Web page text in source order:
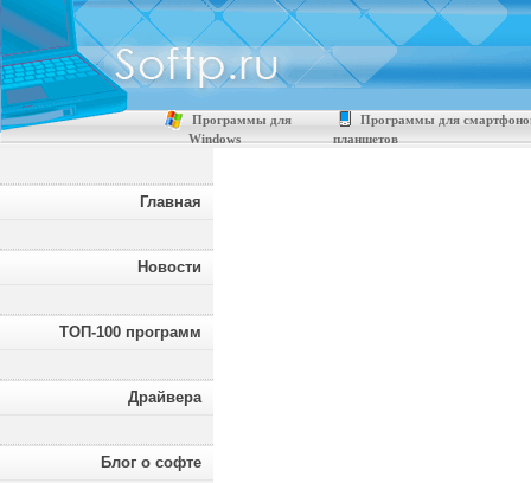
Программы для
Windows
Программы для
планшетов
Главная
Новости
ТОП-100 программ
Драйвера
Блог о софте